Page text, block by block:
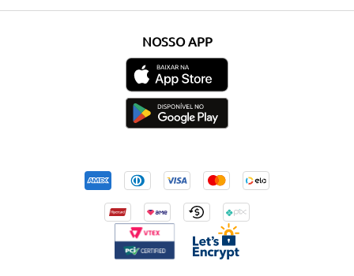
NOSSO APP